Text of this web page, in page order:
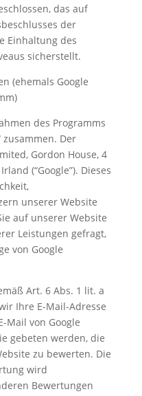
das auf
der
Einhaltung des
sicherstellt.
(ehemals Google
des Programms
zusammen. Der
Gordon House, 4
(“Google”). Dieses
unserer Website
auf unserer Website
Leistungen gefragt,
von Google
Art. 6 Abs. 1 lit. a
Ihre E-Mail-Adresse
Mail von Google
gebeten werden, die
zu bewerten. Die
wird
Bewertungen